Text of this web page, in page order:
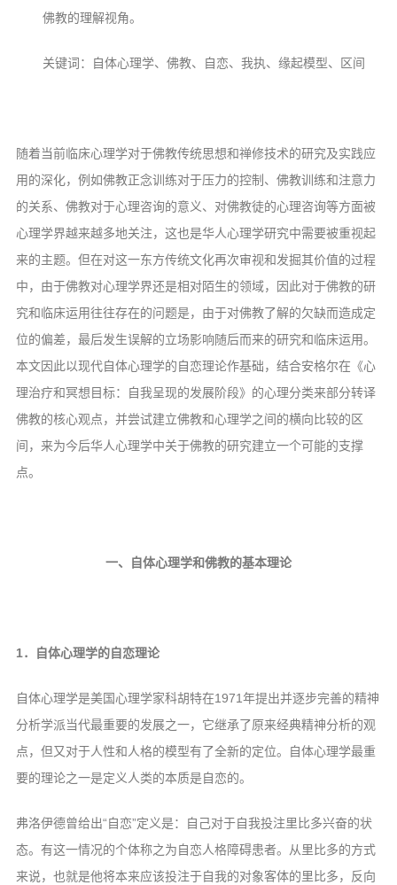
信息公告
西园风光
下院风采
搜索
佛教的理解视角。
关键词：自体心理学、佛教、自恋、我执、缘起模型、区间
随着当前临床心理学对于佛教传统思想和禅修技术的研究及实践应
用的深化，例如佛教正念训练对于压力的控制、佛教训练和注意力
的关系、佛教对于心理咨询的意义、对佛教徒的心理咨询等方面被
心理学界越来越多地关注，这也是华人心理学研究中需要被重视起
来的主题。但在对这一东方传统文化再次审视和发掘其价值的过程
中，由于佛教对心理学界还是相对陌生的领域，因此对于佛教的研
究和临床运用往往存在的问题是，由于对佛教了解的欠缺而造成定
位的偏差，最后发生误解的立场影响随后而来的研究和临床运用。
本文因此以现代自体心理学的自恋理论作基础，结合安格尔在《心
理治疗和冥想目标：自我呈现的发展阶段》的心理分类来部分转译
佛教的核心观点，并尝试建立佛教和心理学之间的横向比较的区
间，来为今后华人心理学中关于佛教的研究建立一个可能的支撑
点。
一、自体心理学和佛教的基本理论
1．自体心理学的自恋理论
自体心理学是美国心理学家科胡特在1971年提出并逐步完善的精神
分析学派当代最重要的发展之一，它继承了原来经典精神分析的观
点，但又对于人性和人格的模型有了全新的定位。自体心理学最重
要的理论之一是定义人类的本质是自恋的。
弗洛伊德曾给出“自恋”定义是：自己对于自我投注里比多兴奋的状
态。有这一情况的个体称之为自恋人格障碍患者。从里比多的方式
来说，也就是他将本来应该投注于自我的对象客体的里比多，反向